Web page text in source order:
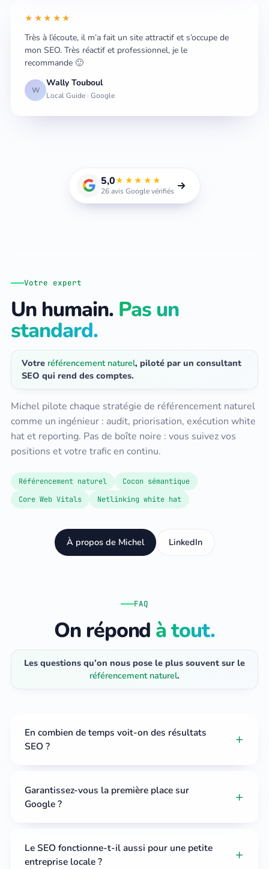
★★★★★
Très à l’écoute, il m’a fait un site attractif et s’occupe de
mon SEO. Très réactif et professionnel, je le
recommande 🙂
W
Wally Touboul
Local Guide · Google
5,0★★★★★
26 avis Google vérifiés
Votre expert
Un humain. Pas un
standard.
Votre référencement naturel, piloté par un consultant
SEO qui rend des comptes.
Michel pilote chaque stratégie de référencement naturel
comme un ingénieur : audit, priorisation, exécution white
hat et reporting. Pas de boîte noire : vous suivez vos
positions et votre trafic en continu.
Référencement naturel
Cocon sémantique
Core Web Vitals
Netlinking white hat
À propos de Michel LinkedIn
FAQ
On répond à tout.
Les questions qu’on nous pose le plus souvent sur le
référencement naturel.
En combien de temps voit-on des résultats
SEO ?
Garantissez-vous la première place sur
Google ?
Le SEO fonctionne-t-il aussi pour une petite
entreprise locale ?